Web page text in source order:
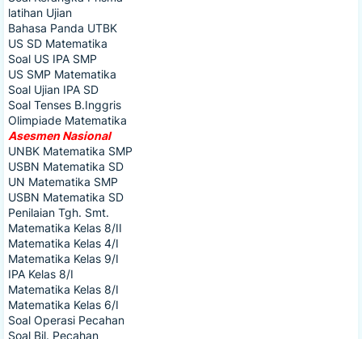
latihan Ujian
Bahasa Panda UTBK
US SD Matematika
Soal US IPA SMP
US SMP Matematika
Soal Ujian IPA SD
Soal Tenses B.Inggris
Olimpiade Matematika
Asesmen Nasional
UNBK Matematika SMP
USBN Matematika SD
UN Matematika SMP
USBN Matematika SD
Penilaian Tgh. Smt.
Matematika Kelas 8/II
Matematika Kelas 4/I
Matematika Kelas 9/I
IPA Kelas 8/I
Matematika Kelas 8/I
Matematika Kelas 6/I
Soal Operasi Pecahan
Soal Bil. Pecahan